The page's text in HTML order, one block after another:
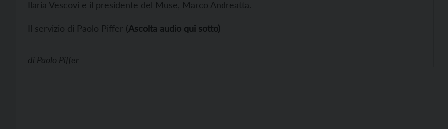
Ilaria Vescovi e il presidente del Muse, Marco Andreatta.
Il servizio di Paolo Piffer (Ascolta audio qui sotto)
di Paolo Piffer